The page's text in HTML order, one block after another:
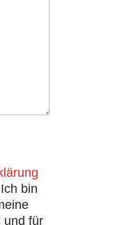
bin
und für